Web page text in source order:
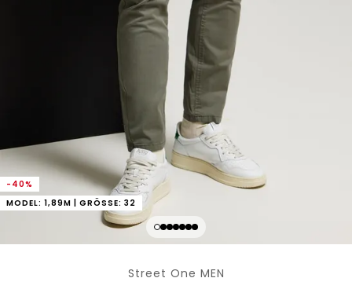
-40%
MODEL: 1,89M | GRÖSSE: 32
Street One MEN